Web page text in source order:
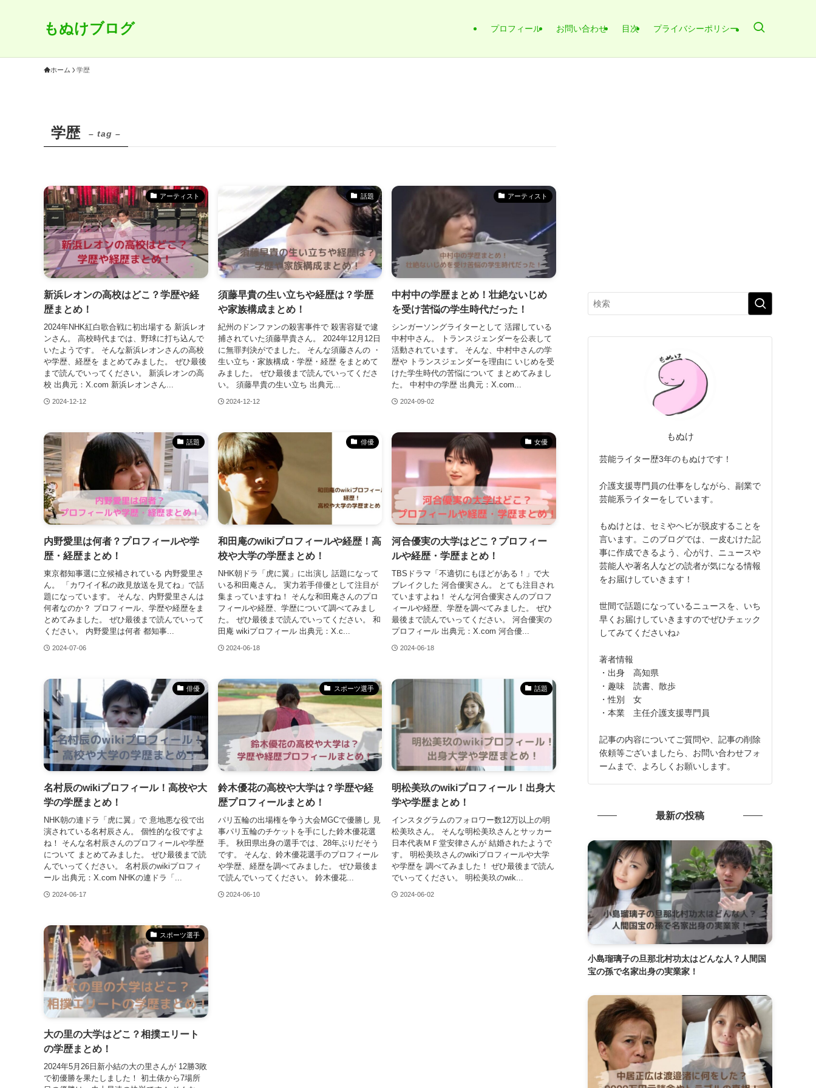
もぬけブログ プロフィール お問い合わせ 目次 プライバシーポリシー
ホーム 学歴
学歴 – tag –
アーティスト
新浜レオンの高校はどこ？学歴や経
歴まとめ！
2024年NHK紅白歌合戦に初出場する 新浜レオ
ンさん。 高校時代までは、野球に打ち込んで
いたようです。 そんな新浜レオンさんの高校
や学歴、経歴を まとめてみました。 ぜひ最後
まで読んでいってください。 新浜レオンの高
校 出典元：X.com 新浜レオンさん...
2024-12-12
話題
須藤早貴の生い立ちや経歴は？学歴
や家族構成まとめ！
紀州のドンファンの殺害事件で 殺害容疑で逮
捕されていた須藤早貴さん。 2024年12月12日
に無罪判決がでました。 そんな須藤さんの ・
生い立ち・家族構成・学歴・経歴 をまとめて
みました。 ぜひ最後まで読んでいってくださ
い。 須藤早貴の生い立ち 出典元...
2024-12-12
アーティスト
中村中の学歴まとめ！壮絶ないじめ
を受け苦悩の学生時代だった！
シンガーソングライターとして 活躍している
中村中さん。 トランスジェンダーを公表して
活動されています。 そんな、中村中さんの学
歴や トランスジェンダーを理由に いじめを受
けた学生時代の苦悩について まとめてみまし
た。 中村中の学歴 出典元：X.com...
2024-09-02
話題
内野愛里は何者？プロフィールや学
歴・経歴まとめ！
東京都知事選に立候補されている 内野愛里さ
ん。 「カワイイ私の政見放送を見てね」で話
題になっています。 そんな、内野愛里さんは
何者なのか？ プロフィール、学歴や経歴をま
とめてみました。 ぜひ最後まで読んでいって
ください。 内野愛里は何者 都知事...
2024-07-06
俳優
和田庵のwikiプロフィールや経歴！高
校や大学の学歴まとめ！
NHK朝ドラ「虎に翼」に出演し 話題になって
いる和田庵さん。 実力若手俳優として注目が
集まっていますね！ そんな和田庵さんのプロ
フィールや経歴、学歴について調べてみまし
た。 ぜひ最後まで読んでいってください。 和
田庵 wikiプロフィール 出典元：X.c...
2024-06-18
女優
河合優実の大学はどこ？プロフィー
ルや経歴・学歴まとめ！
TBSドラマ「不適切にもほどがある！」で大
ブレイクした 河合優実さん。 とても注目され
ていますよね！ そんな河合優実さんのプロフ
ィールや経歴、学歴を調べてみました。 ぜひ
最後まで読んでいってください。 河合優実の
プロフィール 出典元：X.com 河合優...
2024-06-18
俳優
名村辰のwikiプロフィール！高校や大
学の学歴まとめ！
NHK朝の連ドラ「虎に翼」で 意地悪な役で出
演されている名村辰さん。 個性的な役ですよ
ね！ そんな名村辰さんのプロフィールや学歴
について まとめてみました。 ぜひ最後まで読
んでいってください。 名村辰のwikiプロフィ
ール 出典元：X.com NHKの連ドラ「...
2024-06-17
スポーツ選手
鈴木優花の高校や大学は？学歴や経
歴プロフィールまとめ！
パリ五輪の出場権を争う大会MGCで優勝し 見
事パリ五輪のチケットを手にした鈴木優花選
手。 秋田県出身の選手では、28年ぶりだそう
です。 そんな、鈴木優花選手のプロフィール
や学歴、経歴を調べてみました。 ぜひ最後ま
で読んでいってください。 鈴木優花...
2024-06-10
話題
明松美玖のwikiプロフィール！出身大
学や学歴まとめ！
インスタグラムのフォロワー数12万以上の明
松美玖さん。 そんな明松美玖さんとサッカー
日本代表ＭＦ堂安律さんが 結婚されたようで
す。 明松美玖さんのwikiプロフィールや大学
や学歴を 調べてみました！ ぜひ最後まで読ん
でいってください。 明松美玖のwik...
2024-06-02
スポーツ選手
大の里の大学はどこ？相撲エリート
の学歴まとめ！
2024年5月26日新小結の大の里さんが 12勝3敗
で初優勝を果たしました！ 初土俵から7場所
もぬけ
芸能ライター歴3年のもぬけです！
介護支援専門員の仕事をしながら、副業で
芸能系ライターをしています。
もぬけとは、セミやヘビが脱皮することを
言います。このブログでは、一皮むけた記
事に作成できるよう、心がけ、ニュースや
芸能人や著名人などの読者が気になる情報
をお届けしていきます！
世間で話題になっているニュースを、いち
早くお届けしていきますのでぜひチェック
してみてくださいね♪
著者情報
・出身 高知県
・趣味 読書、散歩
・性別 女
・本業 主任介護支援専門員
記事の内容についてご質問や、記事の削除
依頼等ございましたら、お問い合わせフォ
ームまで、よろしくお願いします。
最新の投稿
小島瑠璃子の旦那北村功太はどんな人？人間国
宝の孫で名家出身の実業家！